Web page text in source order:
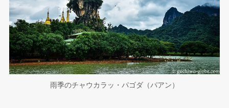
雨季のチャウカラッ・パゴダ（パアン）